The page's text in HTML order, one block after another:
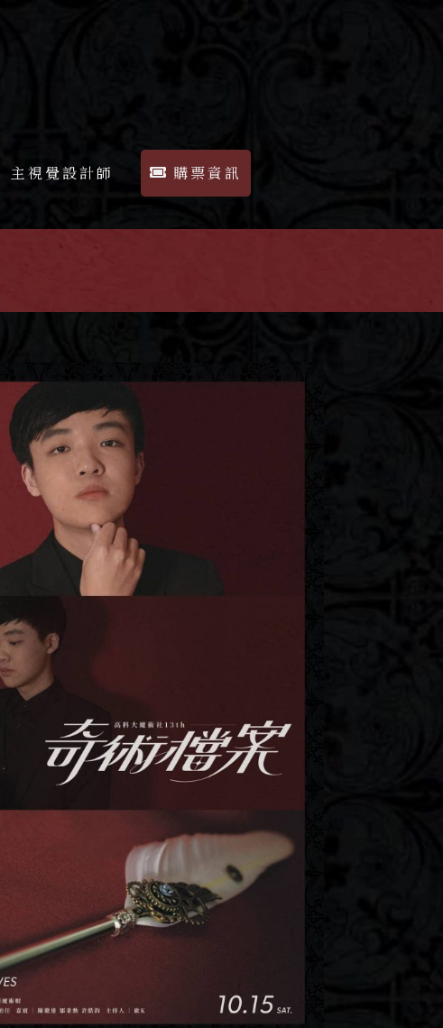
主視覺設計師 購票資訊